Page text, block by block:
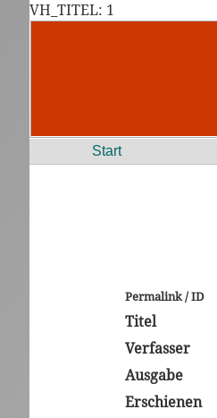
VH_TITEL: 1
Start
Permalink / ID
Titel
Verfasser
Ausgabe
Erschienen